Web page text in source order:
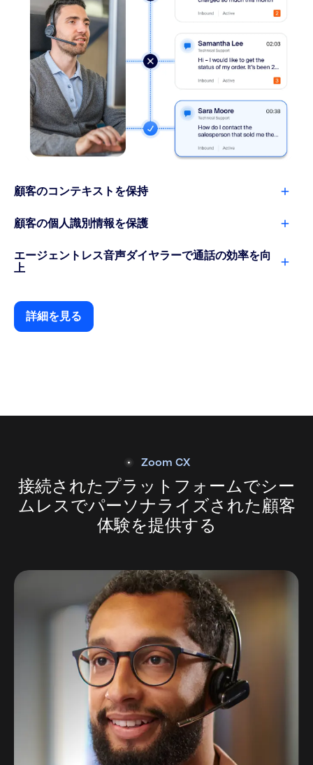
顧客のコンテキストを保持
顧客の個人識別情報を保護
エージェントレス音声ダイヤラーで通話の効率を向
上
詳細を見る
詳細を見る
Zoom CX
接続されたプラットフォームでシー
ムレスでパーソナライズされた顧客
体験を提供する